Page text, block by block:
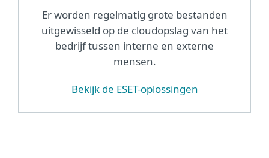
Er worden regelmatig grote bestanden
uitgewisseld op de cloudopslag van het
bedrijf tussen interne en externe
mensen.
Bekijk de ESET-oplossingen